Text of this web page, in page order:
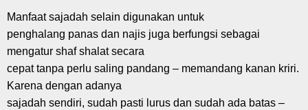
Manfaat sajadah selain digunakan untuk
penghalang panas dan najis juga berfungsi sebagai
mengatur shaf shalat secara
cepat tanpa perlu saling pandang – memandang kanan kriri.
Karena dengan adanya
sajadah sendiri, sudah pasti lurus dan sudah ada batas –